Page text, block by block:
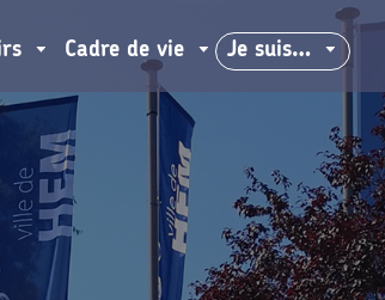
Cadre de vie Je suis…